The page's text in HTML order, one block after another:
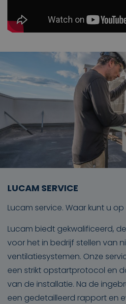
LUCAM SERVICE
Lucam service. Waar kunt u op
Lucam biedt gekwalificeerd,
voor het in bedrijf stellen van
ventilatiesystemen. Onze
een strikt opstartprotocol en
van de installatie. Na de
een gedetailleerd rapport en